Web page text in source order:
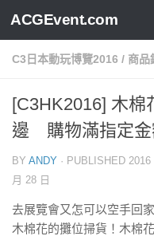
ACGEvent.com
C3日本動玩博覽2016 / 商品
[C3HK2016] 木棉
邊 購物滿指定金
BY ANDY · PUBLISHED 2016
月 28 日
去展覽會又怎可以空手回
木棉花的攤位掃貨！木棉